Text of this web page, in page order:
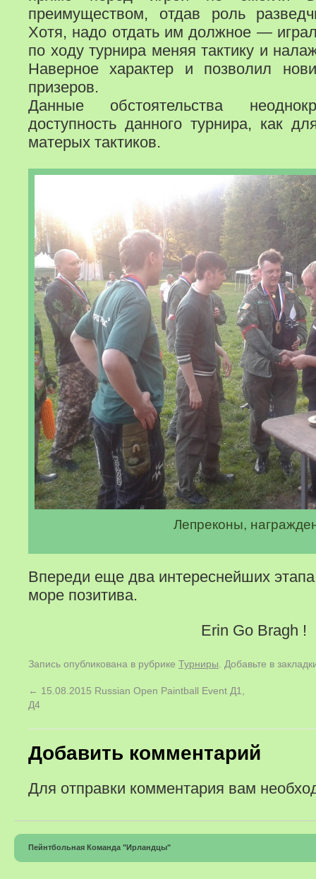
преимуществом, отдав роль
Хотя, надо отдать им должное —
по ходу турнира меняя тактику и
Наверное характер и позволил
призеров.
Данные обстоятельства
доступность данного турнира, как
матерых тактиков.
Лепреконы,
Впереди еще два интереснейших
море позитива.
Erin Go Bragh !
Запись опубликована в рубрике Турниры. Добавьте в
← 15.08.2015 Russian Open Paintball Event Д1,
Д4
Добавить комментарий
Для отправки комментария вам
Пейнтбольная Команда "Ирландцы"